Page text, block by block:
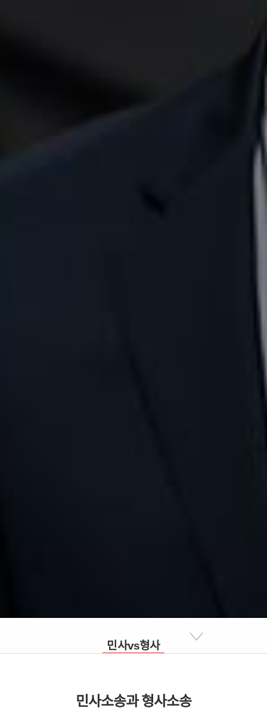
민사vs형사
민사소송과 형사소송